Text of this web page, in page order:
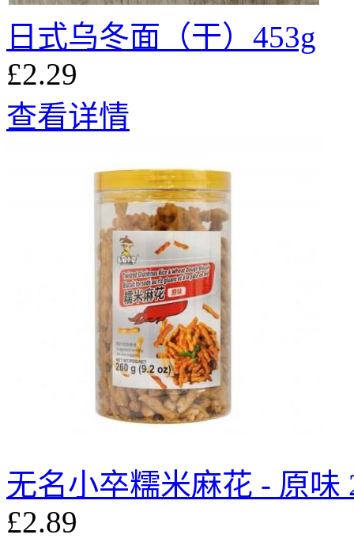
日式乌冬面（干）453g
£2.29
查看详情
无名小卒糯米麻花 - 原味
£2.89